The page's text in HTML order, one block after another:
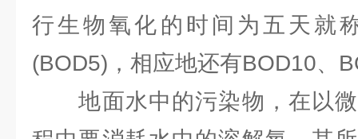
行生物氧化的时间为五天就
(BOD5)，相应地还有BOD10、
地面水中的污染物，在以微